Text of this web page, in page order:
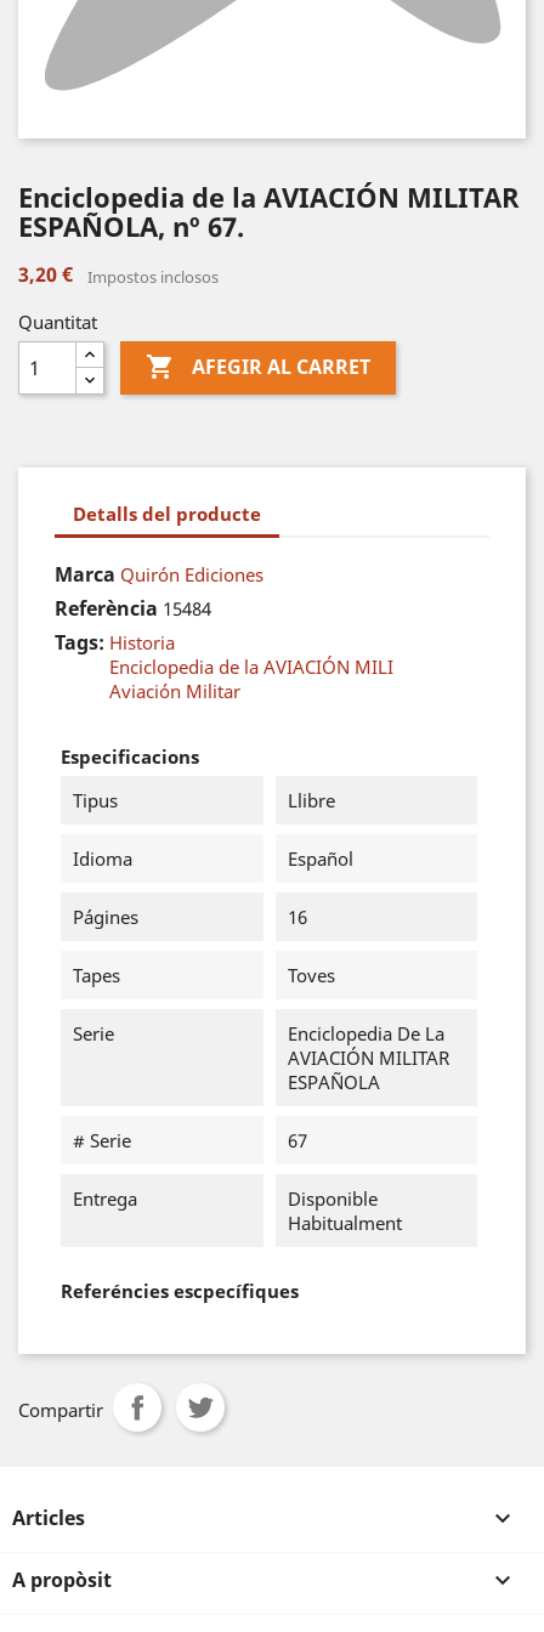
Enciclopedia de la AVIACIÓN MILITAR
ESPAÑOLA, nº 67.
3,20 € Impostos inclosos
Quantitat
 AFEGIR AL CARRET
Detalls del producte
Marca Quirón Ediciones
Referència 15484
Tags: Historia
Enciclopedia de la AVIACIÓN MILI
Aviación Militar
Especificacions
Tipus
Llibre
Idioma Español
Págines 16
Tapes Toves
Serie
Enciclopedia De La
AVIACIÓN MILITAR
ESPAÑOLA
# Serie 67
Entrega
Disponible
Habitualment
Referéncies escpecífiques
Compartir
Articles 
A propòsit 